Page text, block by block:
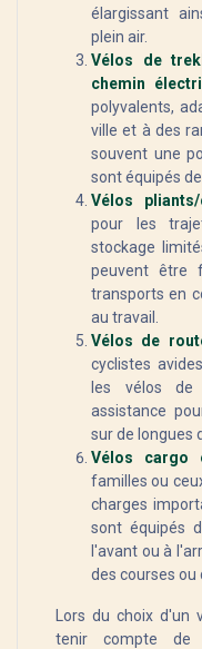
élargissant
plein air.
Vélos de
chemin
polyvalents,
ville et à des
souvent une
sont équipés
Vélos
pour les
stockage
peuvent être
transports en
au travail.
Vélos de
cyclistes
les vélos de
assistance
sur de longues
Vélos cargo
familles ou
charges
sont équipés
l'avant ou à
des courses ou
Lors du choix d'un
tenir compte de